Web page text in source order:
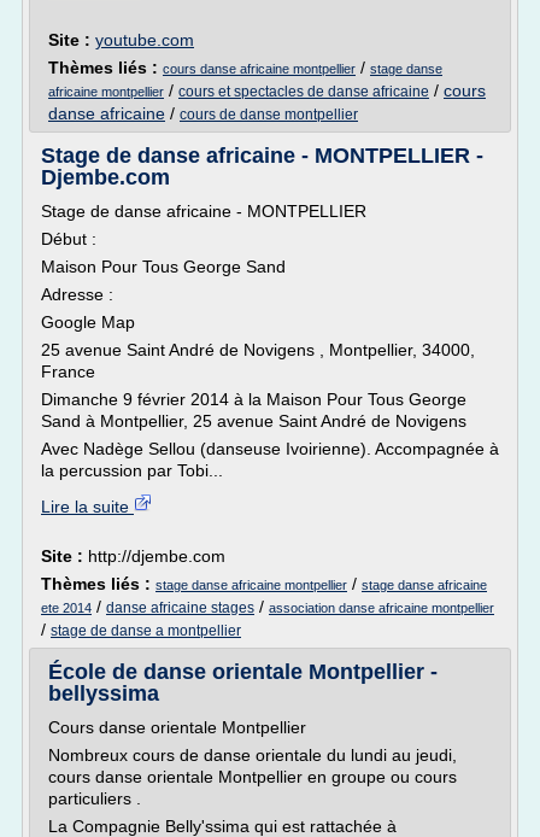
Site : youtube.com
Thèmes liés : cours danse africaine montpellier / stage danse
africaine montpellier / cours et spectacles de danse africaine / cours
danse africaine / cours de danse montpellier
Stage de danse africaine - MONTPELLIER -
Djembe.com
Stage de danse africaine - MONTPELLIER
Début :
Maison Pour Tous George Sand
Adresse :
Google Map
25 avenue Saint André de Novigens , Montpellier, 34000,
France
Dimanche 9 février 2014 à la Maison Pour Tous George
Sand à Montpellier, 25 avenue Saint André de Novigens
Avec Nadège Sellou (danseuse Ivoirienne). Accompagnée à
la percussion par Tobi...
Lire la suite
Site : http://djembe.com
Thèmes liés : stage danse africaine montpellier / stage danse africaine
ete 2014 / danse africaine stages / association danse africaine montpellier
/ stage de danse a montpellier
École de danse orientale Montpellier -
bellyssima
Cours danse orientale Montpellier
Nombreux cours de danse orientale du lundi au jeudi,
cours danse orientale Montpellier en groupe ou cours
particuliers .
La Compagnie Belly'ssima qui est rattachée à